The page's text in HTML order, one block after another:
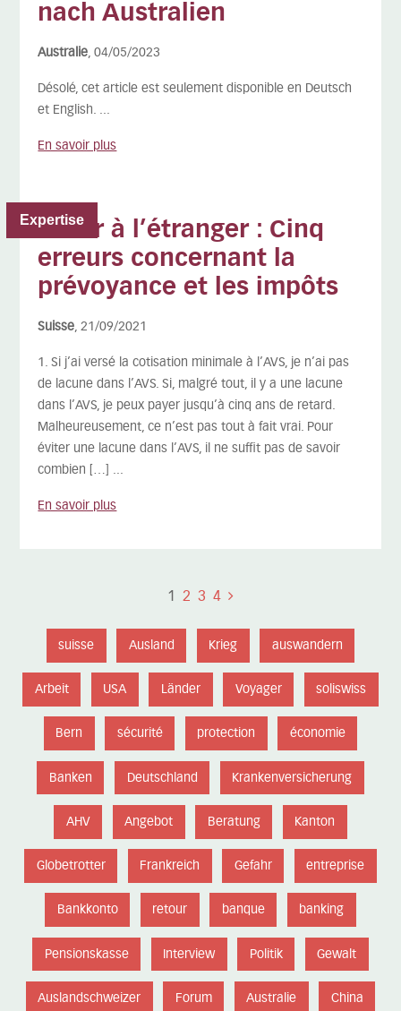
nach Australien
Australie, 04/05/2023
Désolé, cet article est seulement disponible en Deutsch
et English. ...
En savoir plus
Expertise
Partir à l’étranger : Cinq
erreurs concernant la
prévoyance et les impôts
Suisse, 21/09/2021
1. Si j’ai versé la cotisation minimale à l’AVS, je n’ai pas
de lacune dans l’AVS. Si, malgré tout, il y a une lacune
dans l’AVS, je peux payer jusqu’à cinq ans de retard.
Malheureusement, ce n’est pas tout à fait vrai. Pour
éviter une lacune dans l’AVS, il ne suffit pas de savoir
combien […] ...
En savoir plus
1 2 3 4
suisse Ausland Krieg auswandern
Arbeit USA Länder Voyager soliswiss
Bern sécurité protection économie
Banken Deutschland Krankenversicherung
AHV Angebot Beratung Kanton
Globetrotter Frankreich Gefahr entreprise
Bankkonto retour banque banking
Pensionskasse Interview Politik Gewalt
Auslandschweizer Forum Australie China